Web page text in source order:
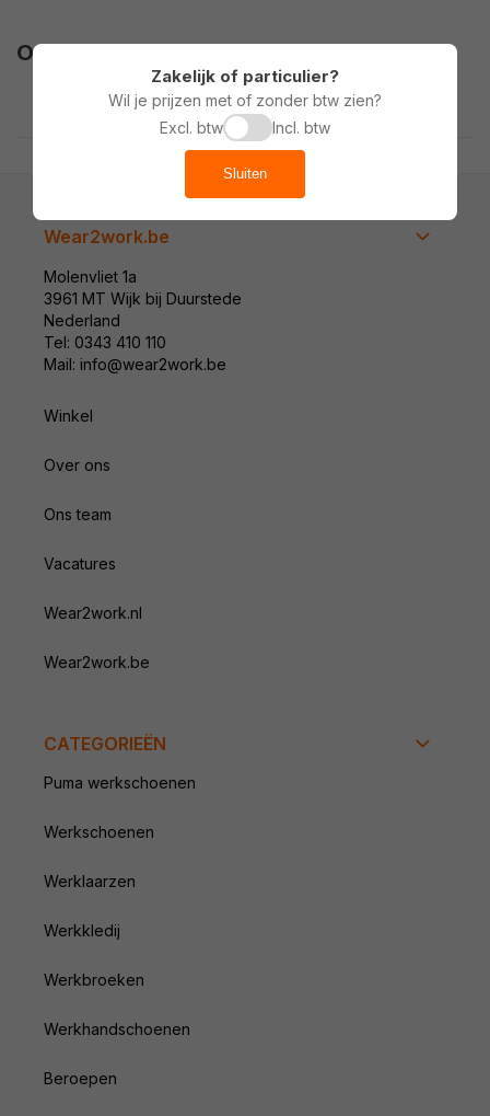
Ook populair bij onze klanten
Zakelijk of particulier?
Wil je prijzen met of zonder btw zien?
Excl. btw
Incl. btw
Sluiten
Wear2work.be
Molenvliet 1a
3961 MT Wijk bij Duurstede
Nederland
Tel: 0343 410 110
Mail: info@wear2work.be
Winkel
Over ons
Ons team
Vacatures
Wear2work.nl
Wear2work.be
CATEGORIEËN
Puma werkschoenen
Werkschoenen
Werklaarzen
Werkkledij
Werkbroeken
Werkhandschoenen
Beroepen